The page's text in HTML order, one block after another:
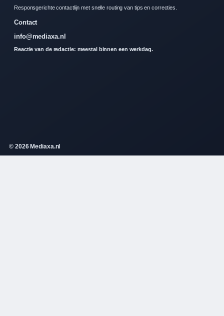
Responsgerichte contactlijn met snelle routing van tips en correcties.
Contact
info@mediaxa.nl
Reactie van de redactie: meestal binnen een werkdag.
© 2026 Mediaxa.nl